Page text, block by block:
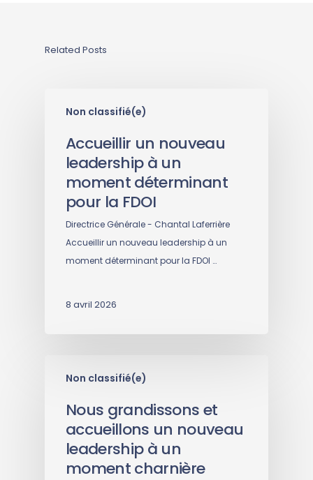
Related Posts
Non classifié(e)
Accueillir un nouveau
leadership à un
moment déterminant
pour la FDOI
Directrice Générale - Chantal Laferrière
Accueillir un nouveau leadership à un
moment déterminant pour la FDOI …
8 avril 2026
Non classifié(e)
Nous grandissons et
accueillons un nouveau
leadership à un
moment charnière